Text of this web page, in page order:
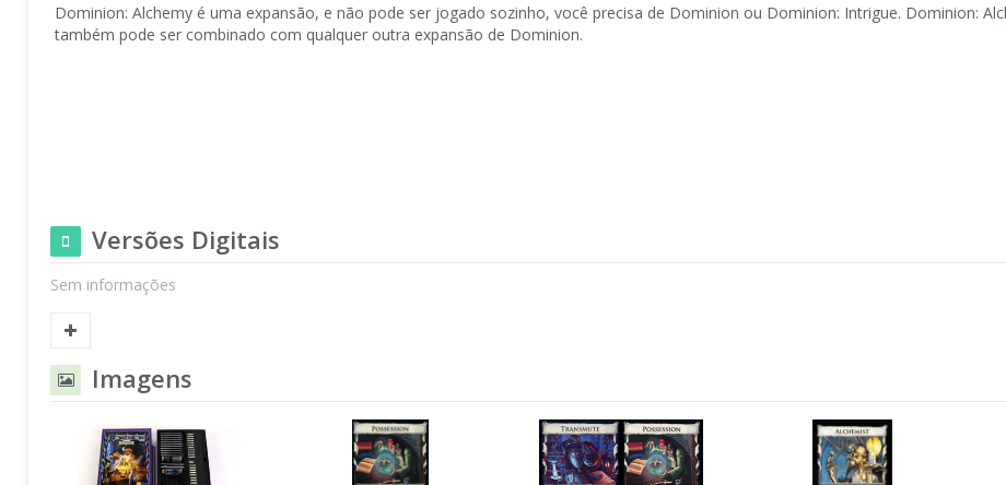
Dominion: Alchemy é uma expansão, e não pode ser jogado sozinho, você precisa de Dominion ou Dominion: Intrigue. Dominion:
também pode ser combinado com qualquer outra expansão de Dominion.
Versões Digitais
Sem informações
Imagens